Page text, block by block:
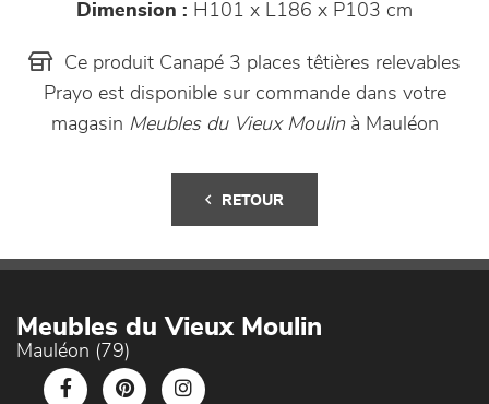
Dimension : H101 x L186 x P103 cm
Ce produit Canapé 3 places têtières relevables
Prayo est disponible sur commande dans votre
magasin Meubles du Vieux Moulinà Mauléon
RETOUR
Meubles du Vieux Moulin
Mauléon (79)